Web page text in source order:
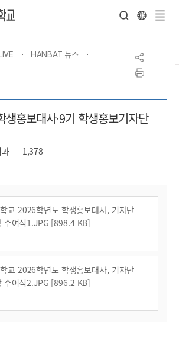
HANBAT 뉴스
생홍보대사·9기 학생홍보기자단
과 1,378
교 2026학년도 학생홍보대사, 기자단
수여식1.JPG [898.4 KB]
교 2026학년도 학생홍보대사, 기자단
수여식2.JPG [896.2 KB]